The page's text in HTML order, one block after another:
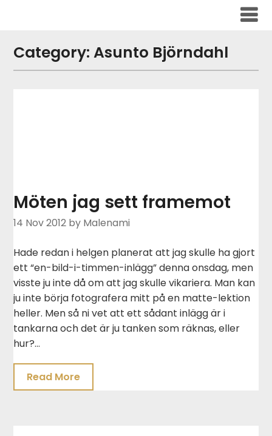
Category:Asunto Björndahl
Möten jag sett framemot
14 Nov 2012 by Malenami
Hade redan i helgen planerat att jag skulle ha gjort
ett “en-bild-i-timmen-inlägg” denna onsdag, men
visste ju inte då om att jag skulle vikariera. Man kan
ju inte börja fotografera mitt på en matte-lektion
heller. Men så ni vet att ett sådant inlägg är i
tankarna och det är ju tanken som räknas, eller
hur?…
Read More